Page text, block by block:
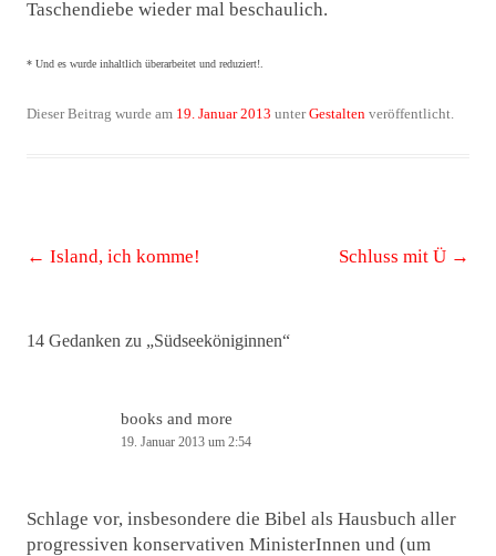
Taschendiebe wieder mal beschaulich.
* Und es wurde inhaltlich überarbeitet und reduziert!.
Dieser Beitrag wurde am 19. Januar 2013 unterGestalten veröffentlicht.
Beitrags-
← Island, ich komme! Schluss mit Ü →
14 Gedanken zu „Südseeköniginnen“
books and more
19. Januar 2013 um 2:54
Schlage vor, insbesondere die Bibel als Hausbuch aller
progressiven konservativen MinisterInnen und (um